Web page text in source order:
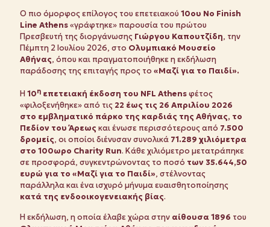
Ο πιο όμορφος επίλογος του επετειακού 10ου No Finish
Line Athens«γράφτηκε» παρουσία του πρώτου
Πρεσβευτή της διοργάνωσης Γιώργου Καπουτζίδη, την
Πέμπτη 2 Ιουλίου 2026, στο Ολυμπιακό Μουσείο
Αθήνας, όπου και πραγματοποιήθηκε η εκδήλωση
παράδοσης της επιταγής προς το «Μαζί για το Παιδί».
Η10η επετειακή έκδοση του NFL Athensφέτος
«φιλοξενήθηκε» από τις 22 έως τις 26 Απριλίου 2026
στο εμβληματικό πάρκο της καρδιάς της Αθήνας, το
Πεδίον του Άρεως και ένωσε περισσότερους από 7.500
δρομείς, οι οποίοι διένυσαν συνολικά 71.289 χιλιόμετρα
στο 100ωρο Charity Run. Κάθε χιλιόμετρο μετατράπηκε
σε προσφορά, συγκεντρώνοντας το ποσό των 35.644,50
ευρώ για το «Μαζί για το Παιδί», στέλνοντας
παράλληλα και ένα ισχυρό μήνυμα ευαισθητοποίησης
κατά της ενδοοικογενειακής βίας.
Η εκδήλωση, η οποία έλαβε χώρα στην αίθουσα 1896 του